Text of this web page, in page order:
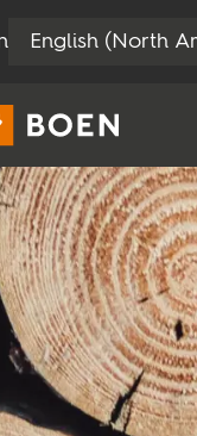
English (North
Profesionalams